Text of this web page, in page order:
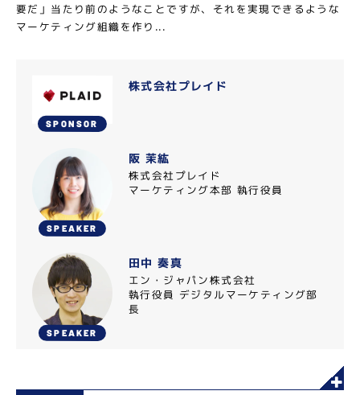
要だ」当たり前のようなことですが、それを実現できるような
マーケティング組織を作り...
SPONSOR
株式会社プレイド
SPEAKER
阪 茉紘
株式会社プレイド
マーケティング本部 執行役員
SPEAKER
田中 奏真
エン・ジャパン株式会社
執行役員 デジタルマーケティング部
長